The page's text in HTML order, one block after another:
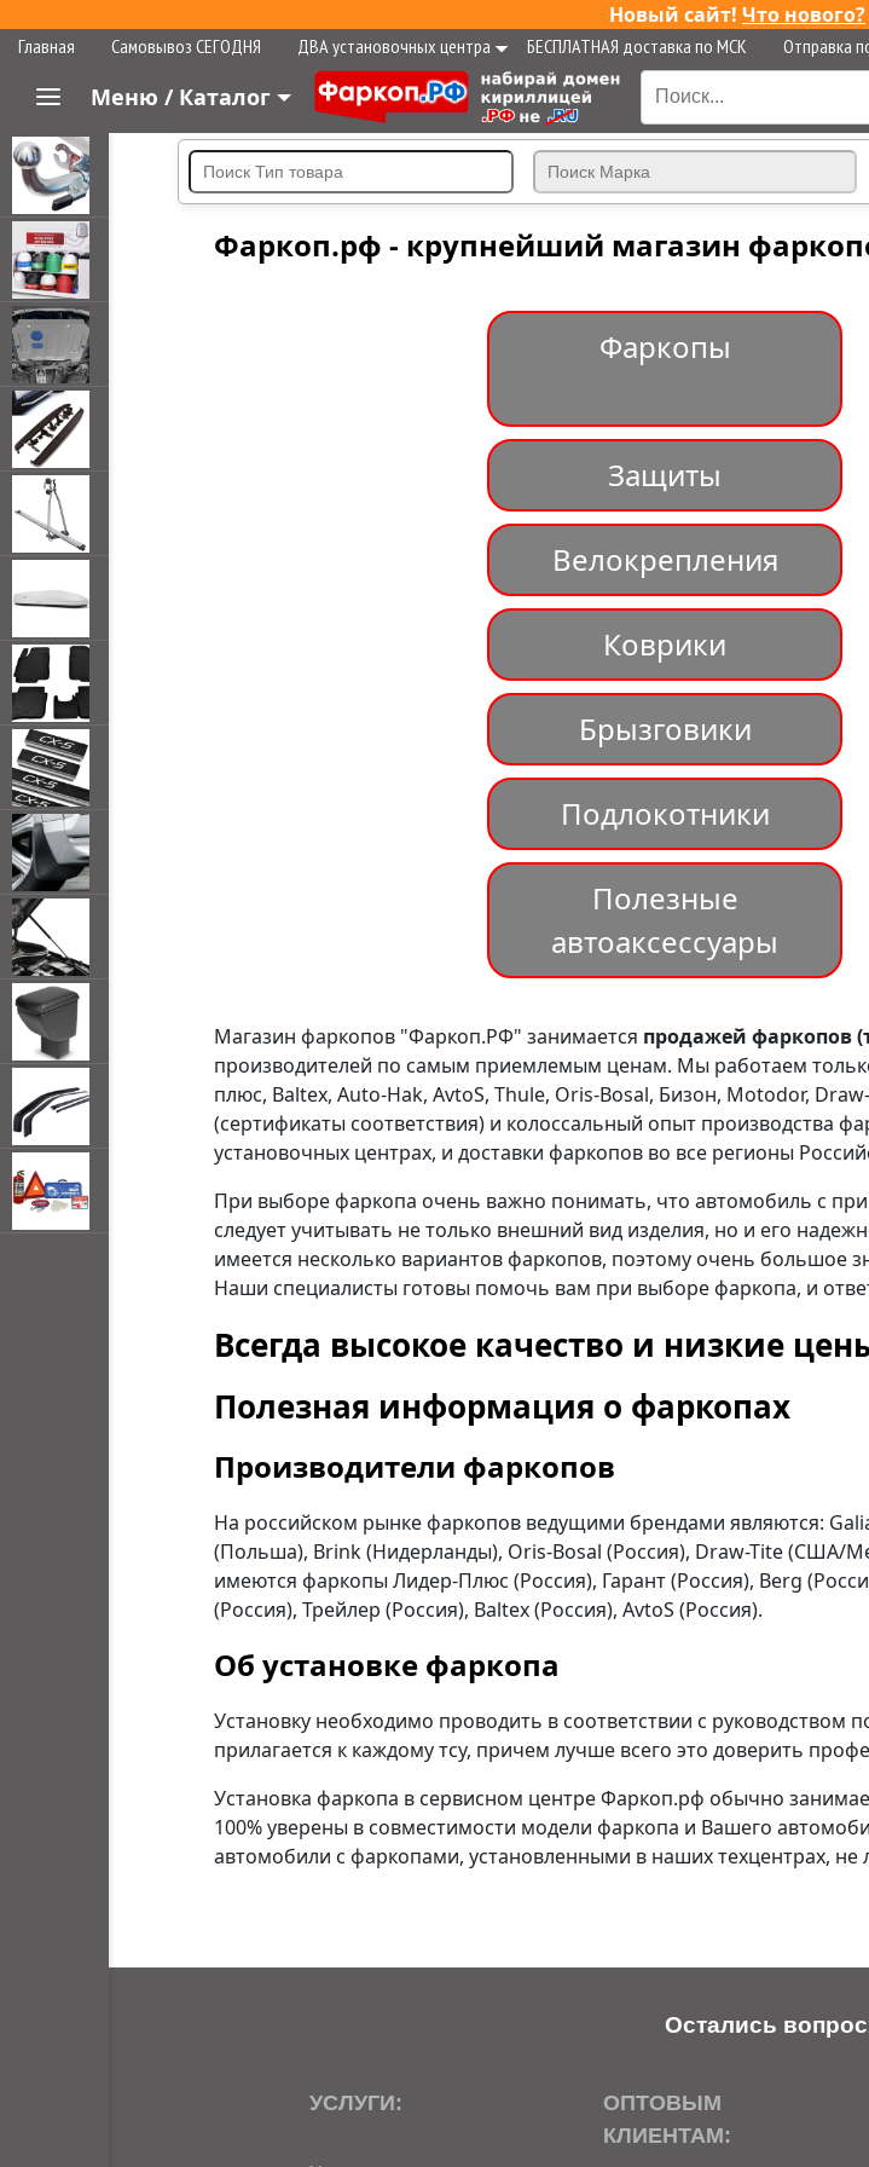
Новый сайт! Что нового?
Главная Самовывоз СЕГОДНЯ ДВА установочных центра БЕСПЛАТНАЯ доставка по МСК Отправка
Меню / Каталог
наведении
Фаркоп.рф - крупнейший магазин
Фаркопы
Защиты
Велокрепления
Коврики
Брызговики
Подлокотники
Полезные
автоаксессуары
Магазин фаркопов "Фаркоп.РФ" занимается продажей фаркопов
производителей по самым приемлемым ценам. Мы работаем
плюс, Baltex, Auto-Hak, AvtoS, Thule, Oris-Bosal, Бизон, Motodor,
(сертификаты соответствия) и колоссальный опыт производства
установочных центрах, и доставки фаркопов во все регионы
При выборе фаркопа очень важно понимать, что автомобиль с
следует учитывать не только внешний вид изделия, но и его
имеется несколько вариантов фаркопов, поэтому очень большое
Наши специалисты готовы помочь вам при выборе фаркопа, и
Всегда высокое качество и низкие
Полезная информация о фаркопах
Производители фаркопов
На российском рынке фаркопов ведущими брендами являются:
(Польша), Brink (Нидерланды), Oris-Bosal (Россия), Draw-Tite (США/
имеются фаркопы Лидер-Плюс (Россия), Гарант (Россия), Berg
(Россия), Трейлер (Россия), Baltex (Россия), AvtoS (Россия).
Об установке фаркопа
Установку необходимо проводить в соответствии с руководством
прилагается к каждому тсу, причем лучше всего это доверить
Установка фаркопа в сервисном центре Фаркоп.рф обычно
100% уверены в совместимости модели фаркопа и Вашего
автомобили с фаркопами, установленными в наших техцентрах,
Остались
УСЛУГИ:
ОПТОВЫМ
КЛИЕНТАМ: